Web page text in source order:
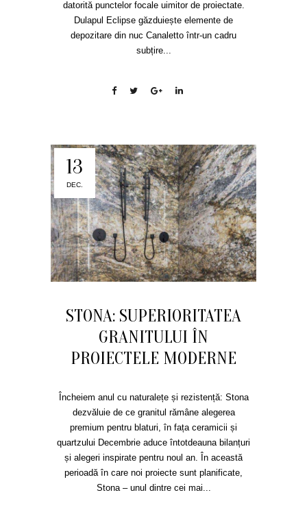
datorită punctelor focale uimitor de proiectate.
Dulapul Eclipse găzduiește elemente de
depozitare din nuc Canaletto într-un cadru
subțire...
13
DEC.
STONA: SUPERIORITATEA
GRANITULUI ÎN
PROIECTELE MODERNE
Încheiem anul cu naturalețe și rezistență: Stona
dezvăluie de ce granitul rămâne alegerea
premium pentru blaturi, în fața ceramicii și
quartzului Decembrie aduce întotdeauna bilanțuri
și alegeri inspirate pentru noul an. În această
perioadă în care noi proiecte sunt planificate,
Stona – unul dintre cei mai...